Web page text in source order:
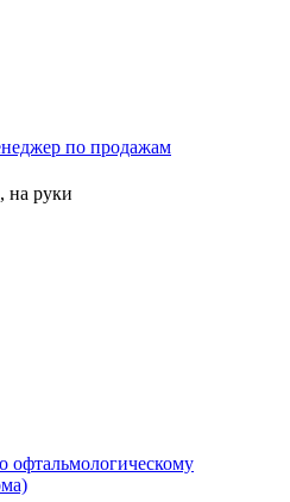
по продажам
на руки
офтальмологическому